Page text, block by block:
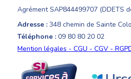
Agrément SAP844499707 (DDETS
Adresse : 348 chemin de Sainte
Téléphone : 09 80 80 20 02
Mention légales - CGU - CGV -